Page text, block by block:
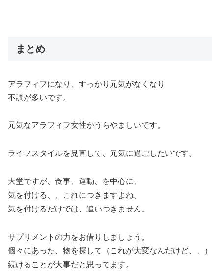
まとめ
アラフィフになり、すっかり元気がなくなり
不調が多いです。
元気なアラフィフ女性がうらやましいです。
ライフスタイルを見直して、元気に過ごしたいです。
大堂ですが、食事、運動、を中心に、
気を付ける、、これにつきますよね。
気を付けるだけでは、追いつきません。
サプリメントの力をお借りしましょう。
個々にあった、物を探して（これが大変なんだけど、、）
続けることが大事だと思ってます。